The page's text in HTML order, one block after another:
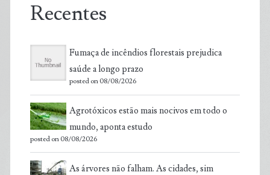
Recentes
Fumaça de incêndios florestais prejudica
saúde a longo prazo
posted on 08/08/2026
Agrotóxicos estão mais nocivos em todo o
mundo, aponta estudo
posted on 08/08/2026
As árvores não falham. As cidades, sim